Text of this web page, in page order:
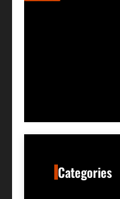
Categories